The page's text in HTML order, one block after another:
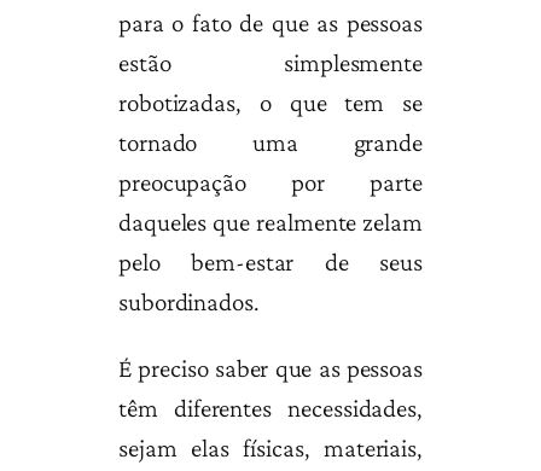
para o fato de que as pessoas
estão simplesmente
robotizadas, o que tem se
tornado uma grande
preocupação por parte
daqueles que realmente zelam
pelo bem-estar de seus
subordinados.
É preciso saber que as pessoas
têm diferentes necessidades,
sejam elas físicas, materiais,